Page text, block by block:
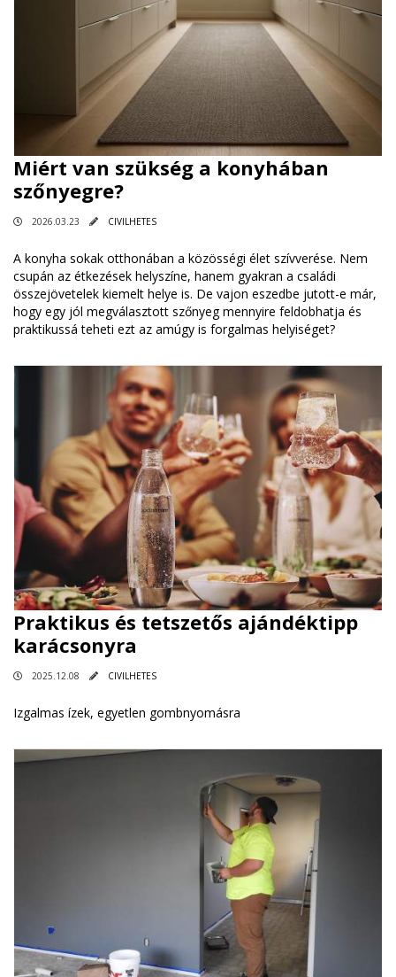
Miért van szükség a konyhában
szőnyegre?
2026.03.23 CIVILHETES
A konyha sokak otthonában a közösségi élet szívverése. Nem
csupán az étkezések helyszíne, hanem gyakran a családi
összejövetelek kiemelt helye is. De vajon eszedbe jutott-e már,
hogy egy jól megválasztott szőnyeg mennyire feldobhatja és
praktikussá teheti ezt az amúgy is forgalmas helyiséget?
Praktikus és tetszetős ajándéktipp
karácsonyra
2025.12.08 CIVILHETES
Izgalmas ízek, egyetlen gombnyomásra